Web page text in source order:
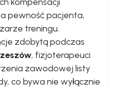
pewność pacjenta,
treningu.
zdobytą podczas
, fizjoterapeuci
zawodowej listy
co bywa nie wyłącznie